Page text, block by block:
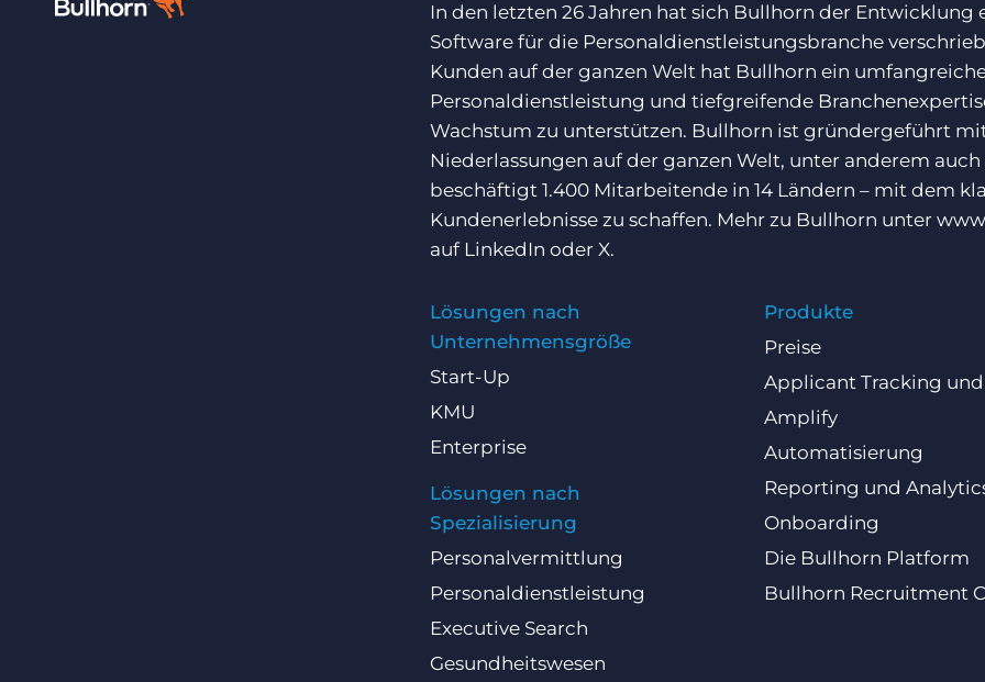
In den letzten 26 Jahren hat sich Bullhorn der
Software für die Personaldienstleistungsbranche
Kunden auf der ganzen Welt hat Bullhorn ein
Personaldienstleistung und tiefgreifende
Wachstum zu unterstützen. Bullhorn ist gründergeführt
Niederlassungen auf der ganzen Welt, unter anderem
beschäftigt 1.400 Mitarbeitende in 14 Ländern – mit dem
Kundenerlebnisse zu schaffen. Mehr zu Bullhorn unter
auf LinkedIn oder X.
Lösungen nach
Unternehmensgröße
Start-Up
KMU
Enterprise
Lösungen nach
Spezialisierung
Personalvermittlung
Personaldienstleistung
Executive Search
Gesundheitswesen
Produkte
Preise
Applicant Tracking und
Amplify
Automatisierung
Reporting und
Onboarding
Die Bullhorn Platform
Bullhorn Recruitment